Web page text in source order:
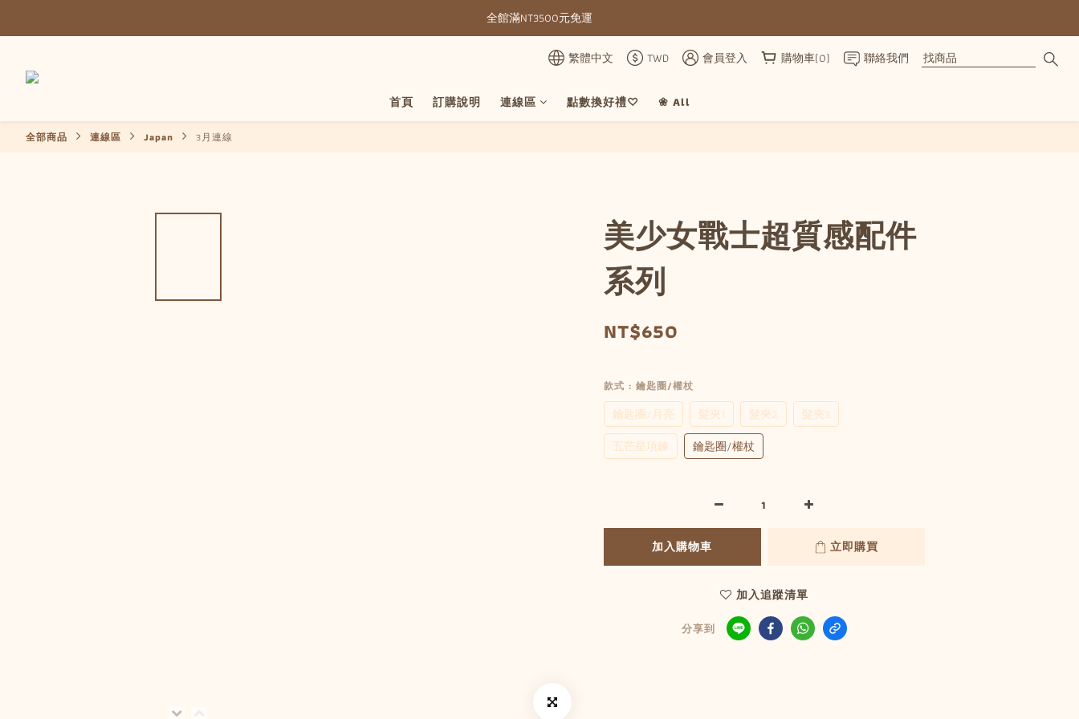
全館滿NT3500元免運
全館滿NT3500元免運
部分現貨＋預購20-30天不含假日
繁體中文 TWD 會員登入 購物車(0) 聯絡我們
首頁 訂購說明 連線區 點數換好禮♡ ❀ All
全部商品 連線區 Japan 3月連線
美少女戰士超質感配件
系列
NT$650
款式 : 鑰匙圈/權杖
鑰匙圈/月亮 髮夾1 髮夾2
髮夾3
五芒星項鍊
鑰匙圈/權杖
加入購物車 立即購買
加入追蹤清單
分享到